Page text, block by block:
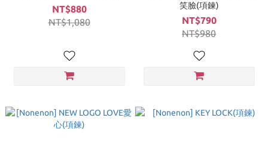
NT$880
NT$1,080
笑臉(項鍊)
NT$790
NT$980